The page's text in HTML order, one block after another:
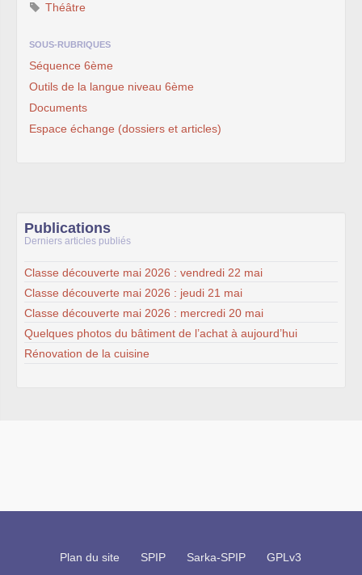
Théâtre
SOUS-RUBRIQUES
Séquence 6ème
Outils de la langue niveau 6ème
Documents
Espace échange (dossiers et articles)
Publications
Derniers articles publiés
Classe découverte mai 2026 : vendredi 22 mai
Classe découverte mai 2026 : jeudi 21 mai
Classe découverte mai 2026 : mercredi 20 mai
Quelques photos du bâtiment de l’achat à aujourd’hui
Rénovation de la cuisine
Plan du site SPIP Sarka-SPIP GPLv3